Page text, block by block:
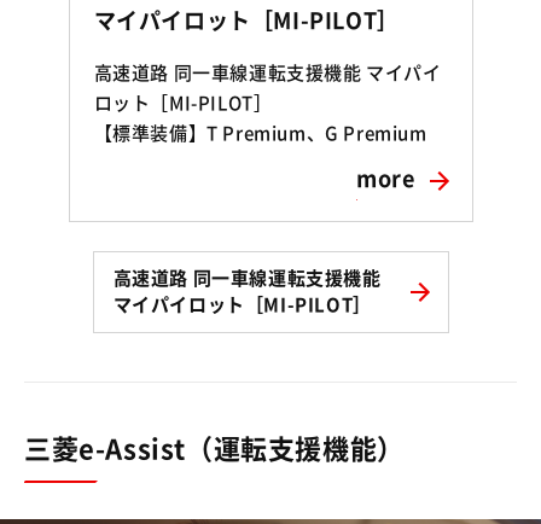
マイパイロット［MI-PILOT］
高速道路 同一車線運転支援機能 マイパイ
ロット［MI-PILOT］
【標準装備】T Premium、G Premium
more
高速道路 同一車線運転支援機能
マイパイロット［MI-PILOT］
三菱e-Assist（運転支援機能）